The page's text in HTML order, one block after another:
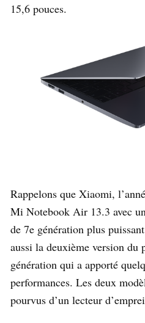
15,6 pouces.
Rappelons que Xiaomi,
Mi Notebook Air 13.3 avec
de 7e génération plus
aussi la deuxième version du
génération qui a apporté
performances. Les deux
pourvus d’un lecteur